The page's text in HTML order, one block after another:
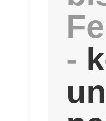
-